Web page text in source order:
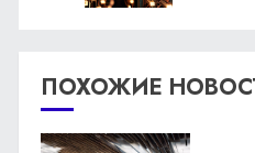
ПОХОЖИЕ